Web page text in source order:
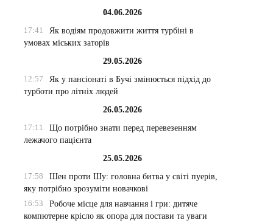
04.06.2026
17:41
Як водіям продовжити життя турбіні в
умовах міських заторів
29.05.2026
12:57
Як у пансіонаті в Бучі змінюється підхід до
турботи про літніх людей
26.05.2026
17:11
Що потрібно знати перед перевезенням
лежачого пацієнта
25.05.2026
17:58
Шен проти Шу: головна битва у світі пуерів,
яку потрібно зрозуміти новачкові
16:53
Робоче місце для навчання і гри: дитяче
компютерне крісло як опора для постави та уваги